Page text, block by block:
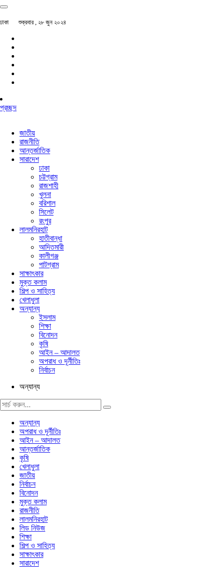
ঢাকা শুক্রবার , ২৮ জুন ২০২৪
প্রচ্ছদ
জাতীয়
রাজনীতি
আন্তর্জাতিক
সারাদেশ
ঢাকা
চট্টগ্রাম
রাজশাহী
খুলনা
বরিশাল
সিলেট
রংপুর
লালমনিরহাট
হাতীবান্ধা
আদিতমারী
কালীগঞ্জ
পাটগ্রাম
সাক্ষাৎকার
মুক্ত কলাম
শিল্প ও সাহিত্য
খেলাধুলা
অন্যান্য
ইসলাম
শিক্ষা
বিনোদন
কৃষি
আইন – আদালত
অপরাধ ও দূর্নীতিঃ
নির্বাচন
অন্যান্য
অন্যান্য
অপরাধ ও দূর্নীতিঃ
আইন – আদালত
আন্তর্জাতিক
কৃষি
খেলাধুলা
জাতীয়
নির্বাচন
বিনোদন
মুক্ত কলাম
রাজনীতি
লালমনিরহাট
লিড নিউজ
শিক্ষা
শিল্প ও সাহিত্য
সাক্ষাৎকার
সারাদেশ